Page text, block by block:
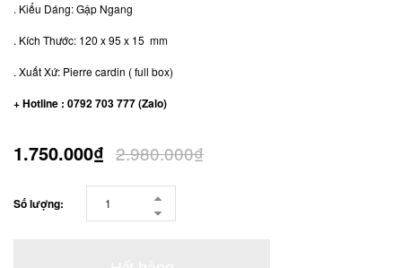
. Kiểu Dáng: Gập Ngang
. Kích Thước: 120 x 95 x 15 mm
. Xuất Xứ: Pierre cardin ( full box)
+ Hotline : 0792 703 777 (Zalo)
1.750.000₫ 2.980.000₫
Số lượng: